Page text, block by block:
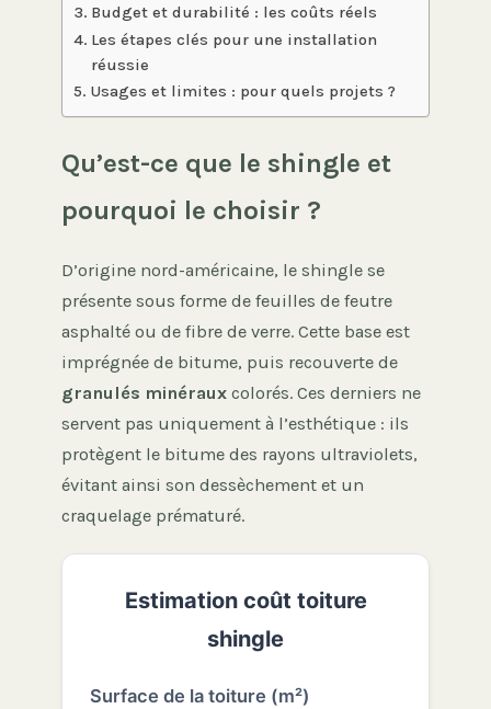
Budget et durabilité : les coûts réels
Les étapes clés pour une installation
réussie
Usages et limites : pour quels projets ?
Qu’est-ce que le shingle et
pourquoi le choisir ?
D’origine nord-américaine, le shingle se
présente sous forme de feuilles de feutre
asphalté ou de fibre de verre. Cette base est
imprégnée de bitume, puis recouverte de
granulés minéraux colorés. Ces derniers ne
servent pas uniquement à l’esthétique : ils
protègent le bitume des rayons ultraviolets,
évitant ainsi son dessèchement et un
craquelage prématuré.
Estimation coût toiture
shingle
Surface de la toiture (m²)